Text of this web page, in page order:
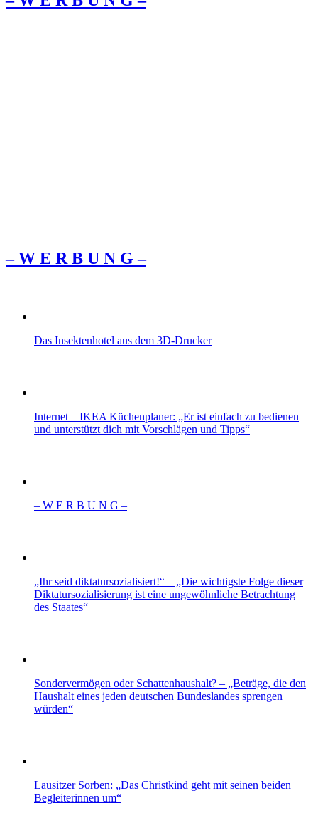
– W Ε R Β U Ν G –
Das Insektenhotel aus dem 3D-Drucker
Internet – IKEA Küchenplaner: „Er ist einfach zu bedienen
und unterstützt dich mit Vorschlägen und Tipps“
– W Ε R Β U Ν G –
„Ihr seid diktatursozialisiert!“ – „Die wichtigste Folge dieser
Diktatursozialisierung ist eine ungewöhnliche Betrachtung
des Staates“
Sondervermögen oder Schattenhaushalt? – „Beträge, die den
Haushalt eines jeden deutschen Bundeslandes sprengen
würden“
Lausitzer Sorben: „Das Christkind geht mit seinen beiden
Begleiterinnen um“